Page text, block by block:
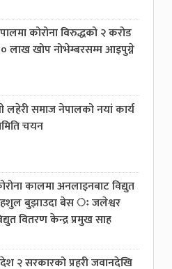
कोरोना विरुद्धको २ करोड
लाख खोप नोभेम्बरसम्म आइपुग्ने
लहेरी समाज नेपालको नयां कार्य
चयन
कालमा अनलाइनबाट विद्युत
बुझाउदा बेस ः जलेश्वर
वितरण केन्द्र प्रमुख साह
२ सरकारको प्रहरी जवानदेखि